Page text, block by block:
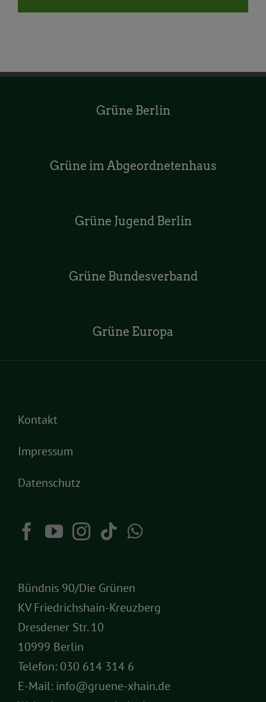
Grüne Berlin
Grüne im Abgeordnetenhaus
Grüne Jugend Berlin
Grüne Bundesverband
Grüne Europa
Kontakt
Impressum
Datenschutz
Bündnis 90/Die Grünen
KV Friedrichshain-Kreuzberg
Dresdener Str. 10
10999 Berlin
Telefon: 030 614 314 6
E-Mail: info@gruene-xhain.de